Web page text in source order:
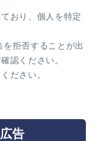
おり、個人を特定
拒否することが出
認ください。
ださい。
告